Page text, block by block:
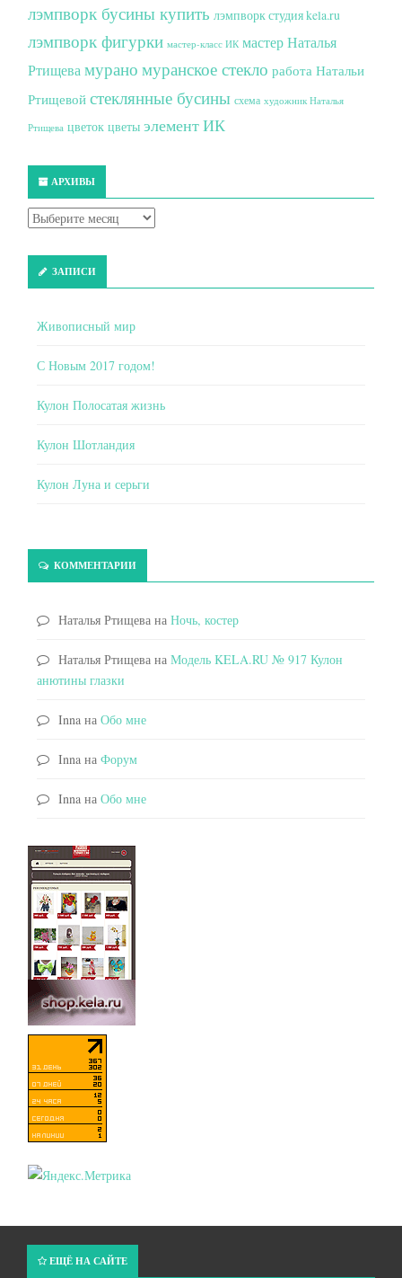
лэмпворк бусины купить лэмпворк студия kela.ru
лэмпворк фигурки мастер-класс ИК мастер Наталья
Ртищевамурано муранское стекло работа Натальи
Ртищевой стеклянные бусины схема художник Наталья
Ртищева цветок цветы элемент ИК
АРХИВЫ
ЗАПИСИ
Живописный мир
С Новым 2017 годом!
Кулон Полосатая жизнь
Кулон Шотландия
Кулон Луна и серьги
КОММЕНТАРИИ
Наталья Ртищева на Ночь, костер
Наталья Ртищева на Модель KELA.RU № 917 Кулон
анютины глазки
Inna на Обо мне
Inna на Форум
Inna на Обо мне
ЕЩЁ НА САЙТЕ